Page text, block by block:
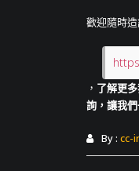
歡迎隨時
， 了解更
詢，讓我
By : cc-